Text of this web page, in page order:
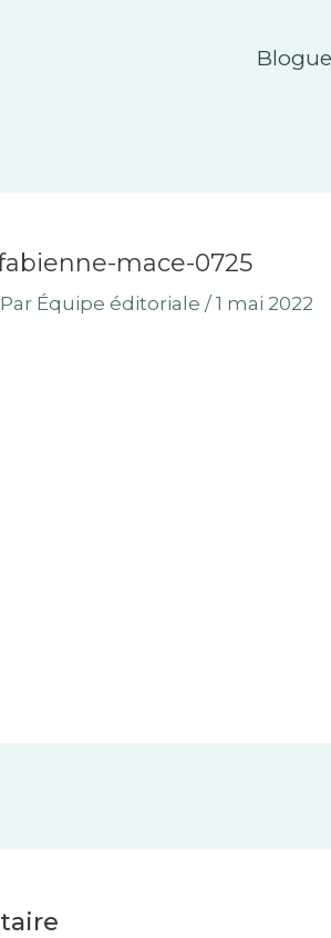
Blogue
mace-0725
Équipe éditoriale / 1 mai 2022